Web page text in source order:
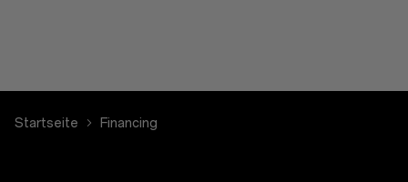
Startseite Financing